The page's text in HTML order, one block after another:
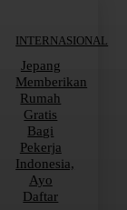
INTERNASIONAL
Jepang
Memberikan
Rumah
Gratis
Bagi
Pekerja
Indonesia,
Ayo
Daftar